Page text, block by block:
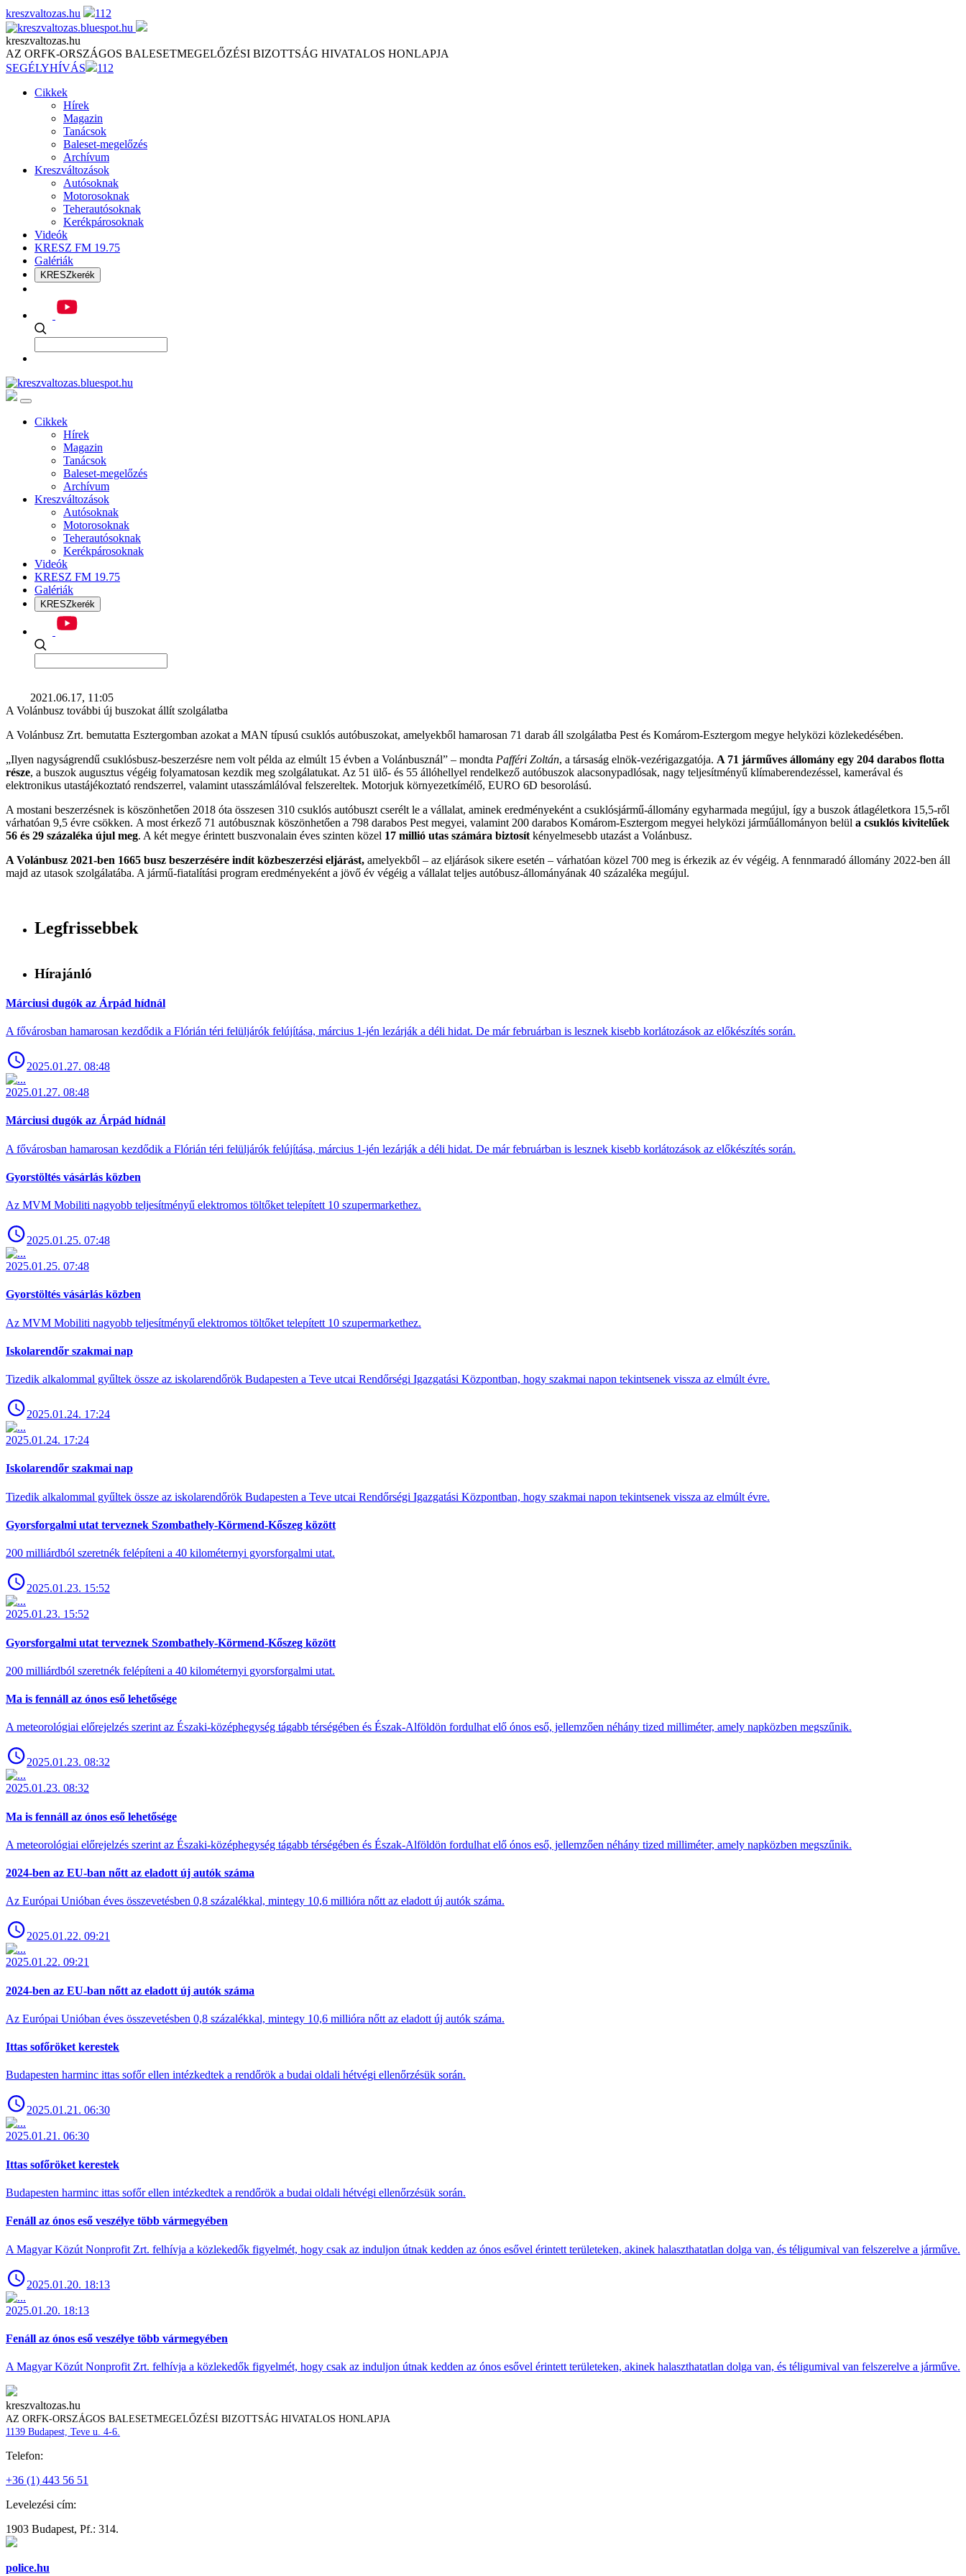
Skip
to
content
kreszvaltozas.hu 112
kreszvaltozas.hu
AZ ORFK-ORSZÁGOS BALESETMEGELŐZÉSI BIZOTTSÁG HIVATALOS HONLAPJA
SEGÉLYHÍVÁS
112
Cikkek
Hírek
Magazin
Tanácsok
Baleset-megelőzés
Archívum
Kreszváltozások
Autósoknak
Motorosoknak
Teherautósoknak
Kerékpárosoknak
Videók
KRESZ FM 19.75
Galériák
KRESZkerék
Cikkek
Hírek
Magazin
Tanácsok
Baleset-megelőzés
Archívum
Kreszváltozások
Autósoknak
Motorosoknak
Teherautósoknak
Kerékpárosoknak
Videók
KRESZ FM 19.75
Galériák
KRESZkerék
2021.06.17, 11:05
A Volánbusz további új buszokat állít szolgálatba
A Volánbusz Zrt. bemutatta Esztergomban azokat a MAN típusú csuklós autóbuszokat, amelyekből hamarosan 71 darab áll szolgálatba Pest és Komárom-Esztergom megye helyközi közlekedésében.
„Ilyen nagyságrendű csuklósbusz-beszerzésre nem volt példa az elmúlt 15 évben a Volánbusznál” – mondta Pafféri Zoltán, a társaság elnök-vezérigazgatója. A 71 járműves állomány egy 204 darabos flotta
része, a buszok augusztus végéig folyamatosan kezdik meg szolgálatukat. Az 51 ülő- és 55 állóhellyel rendelkező autóbuszok alacsonypadlósak, nagy teljesítményű klímaberendezéssel, kamerával és
elektronikus utastájékoztató rendszerrel, valamint utasszámlálóval felszereltek. Motorjuk környezetkímélő, EURO 6D besorolású.
A mostani beszerzésnek is köszönhetően 2018 óta összesen 310 csuklós autóbuszt cserélt le a vállalat, aminek eredményeként a csuklósjármű-állomány egyharmada megújul, így a buszok átlagéletkora 15,5-ről
várhatóan 9,5 évre csökken. A most érkező 71 autóbusznak köszönhetően a 798 darabos Pest megyei, valamint 200 darabos Komárom-Esztergom megyei helyközi járműállományon belül a csuklós kivitelűek
56 és 29 százaléka újul meg. A két megye érintett buszvonalain éves szinten közel 17 millió utas számára biztosít kényelmesebb utazást a Volánbusz.
A Volánbusz 2021-ben 1665 busz beszerzésére indít közbeszerzési eljárást, amelyekből – az eljárások sikere esetén – várhatóan közel 700 meg is érkezik az év végéig. A fennmaradó állomány 2022-ben áll
majd az utasok szolgálatába. A jármű-fiatalítási program eredményeként a jövő év végéig a vállalat teljes autóbusz-állományának 40 százaléka megújul.
Legfrissebbek
Hírajánló
Márciusi dugók az Árpád hídnál
A fővárosban hamarosan kezdődik a Flórián téri felüljárók felújítása, március 1-jén lezárják a déli hidat. De már februárban is lesznek kisebb korlátozások az előkészítés során.
2025.01.27. 08:48
2025.01.27. 08:48
Márciusi dugók az Árpád hídnál
A fővárosban hamarosan kezdődik a Flórián téri felüljárók felújítása, március 1-jén lezárják a déli hidat. De már februárban is lesznek kisebb korlátozások az előkészítés során.
Gyorstöltés vásárlás közben
Az MVM Mobiliti nagyobb teljesítményű elektromos töltőket telepített 10 szupermarkethez.
2025.01.25. 07:48
2025.01.25. 07:48
Gyorstöltés vásárlás közben
Az MVM Mobiliti nagyobb teljesítményű elektromos töltőket telepített 10 szupermarkethez.
Iskolarendőr szakmai nap
Tizedik alkalommal gyűltek össze az iskolarendőrök Budapesten a Teve utcai Rendőrségi Igazgatási Központban, hogy szakmai napon tekintsenek vissza az elmúlt évre.
2025.01.24. 17:24
2025.01.24. 17:24
Iskolarendőr szakmai nap
Tizedik alkalommal gyűltek össze az iskolarendőrök Budapesten a Teve utcai Rendőrségi Igazgatási Központban, hogy szakmai napon tekintsenek vissza az elmúlt évre.
Gyorsforgalmi utat terveznek Szombathely-Körmend-Kőszeg között
200 milliárdból szeretnék felépíteni a 40 kilométernyi gyorsforgalmi utat.
2025.01.23. 15:52
2025.01.23. 15:52
Gyorsforgalmi utat terveznek Szombathely-Körmend-Kőszeg között
200 milliárdból szeretnék felépíteni a 40 kilométernyi gyorsforgalmi utat.
Ma is fennáll az ónos eső lehetősége
A meteorológiai előrejelzés szerint az Északi-középhegység tágabb térségében és Észak-Alföldön fordulhat elő ónos eső, jellemzően néhány tized milliméter, amely napközben megszűnik.
2025.01.23. 08:32
2025.01.23. 08:32
Ma is fennáll az ónos eső lehetősége
A meteorológiai előrejelzés szerint az Északi-középhegység tágabb térségében és Észak-Alföldön fordulhat elő ónos eső, jellemzően néhány tized milliméter, amely napközben megszűnik.
2024-ben az EU-ban nőtt az eladott új autók száma
Az Európai Unióban éves összevetésben 0,8 százalékkal, mintegy 10,6 millióra nőtt az eladott új autók száma.
2025.01.22. 09:21
2025.01.22. 09:21
2024-ben az EU-ban nőtt az eladott új autók száma
Az Európai Unióban éves összevetésben 0,8 százalékkal, mintegy 10,6 millióra nőtt az eladott új autók száma.
Ittas sofőröket kerestek
Budapesten harminc ittas sofőr ellen intézkedtek a rendőrök a budai oldali hétvégi ellenőrzésük során.
2025.01.21. 06:30
2025.01.21. 06:30
Ittas sofőröket kerestek
Budapesten harminc ittas sofőr ellen intézkedtek a rendőrök a budai oldali hétvégi ellenőrzésük során.
Fenáll az ónos eső veszélye több vármegyében
A Magyar Közút Nonprofit Zrt. felhívja a közlekedők figyelmét, hogy csak az induljon útnak kedden az ónos esővel érintett területeken, akinek halaszthatatlan dolga van, és téligumival van felszerelve a járműve.
2025.01.20. 18:13
2025.01.20. 18:13
Fenáll az ónos eső veszélye több vármegyében
A Magyar Közút Nonprofit Zrt. felhívja a közlekedők figyelmét, hogy csak az induljon útnak kedden az ónos esővel érintett területeken, akinek halaszthatatlan dolga van, és téligumival van felszerelve a járműve.
kreszvaltozas.hu
AZ ORFK-ORSZÁGOS BALESETMEGELŐZÉSI BIZOTTSÁG HIVATALOS HONLAPJA
1139 Budapest, Teve u. 4-6.
Telefon:
+36 (1) 443 56 51
Levelezési cím:
1903 Budapest, Pf.: 314.
police.hu